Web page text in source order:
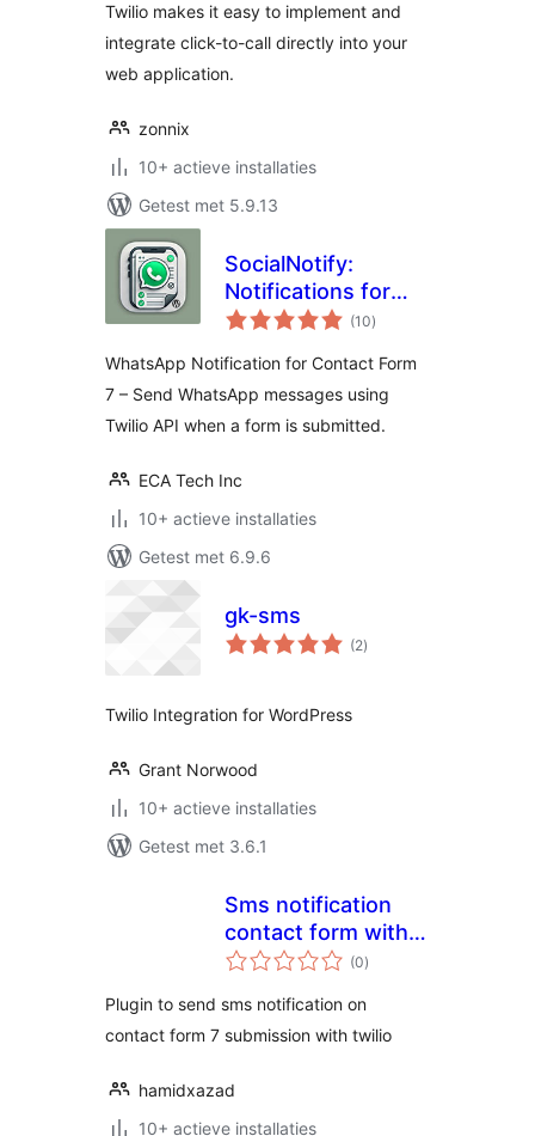
Twilio makes it easy to implement and
integrate click-to-call directly into your
web application.
zonnix
10+ actieve installaties
Getest met 5.9.13
SocialNotify:
Notifications for
Contact Form 7
(10totaal
waarderingen
)
WhatsApp Notification for Contact Form
7 – Send WhatsApp messages using
Twilio API when a form is submitted.
ECA Tech Inc
10+ actieve installaties
Getest met 6.9.6
gk-sms
(2totaal
waarderingen
)
Twilio Integration for WordPress
Grant Norwood
10+ actieve installaties
Getest met 3.6.1
Sms notification
contact form with
twilio
(0totaal
waarderingen
)
Plugin to send sms notification on
contact form 7 submission with twilio
hamidxazad
10+ actieve installaties